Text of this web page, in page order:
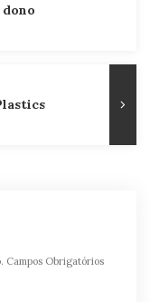
dono
Campos Obrigatórios